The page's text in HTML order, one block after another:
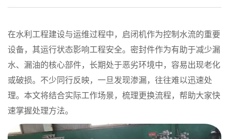
在水利工程建设与运维过程中，启闭机作为控制水流的重要
设备，其运行状态影响工程安全。密封件作为有助于减少漏
水、漏油的核心部件，长期处于恶劣环境中，容易出现老化
或破损。不少同行反映，一旦发现渗漏，往往难以迅速处
理。本文将结合实际工作场景，梳理更换流程，帮助大家快
速掌握处理方法。